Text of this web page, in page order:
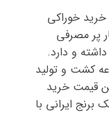
خوراکی
پر مصرفی
و دارد.
کشت و تولید
قیمت خرید
برنج ایرانی با